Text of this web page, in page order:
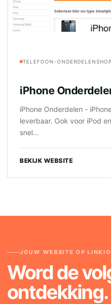
TELEFOON-
iPhone
iPhone Onderdelen -
leverbaar. Ook voor iPod
snel...
BEKIJK WEBSITE
JOUW WEBSITE OP
Word de
ontdekking.